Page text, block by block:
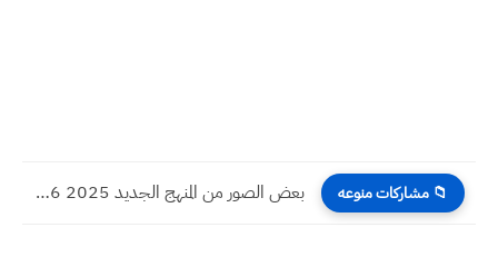
📁 مشاركات منوعه بعض الصور من المنهج الجديد 2025 2026 اللغة الإنكليزية للصف...